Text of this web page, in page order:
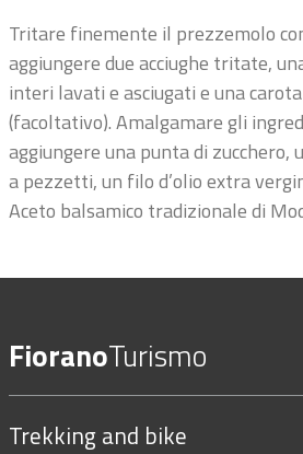
Tritare finemente il prezzemolo
aggiungere due acciughe tritate,
interi lavati e asciugati e una
(facoltativo). Amalgamare gli
aggiungere una punta di zucchero,
a pezzetti, un filo d’olio extra
Aceto balsamico tradizionale di
FioranoTurismo
Trekking and bike